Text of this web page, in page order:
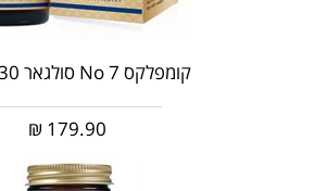
קומפלקס No 7 סולגאר 30 כמוסות
179.90
₪